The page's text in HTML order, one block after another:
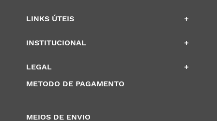
LINKS ÚTEIS +
INSTITUCIONAL +
LEGAL
+
METODO DE PAGAMENTO
MEIOS DE ENVIO